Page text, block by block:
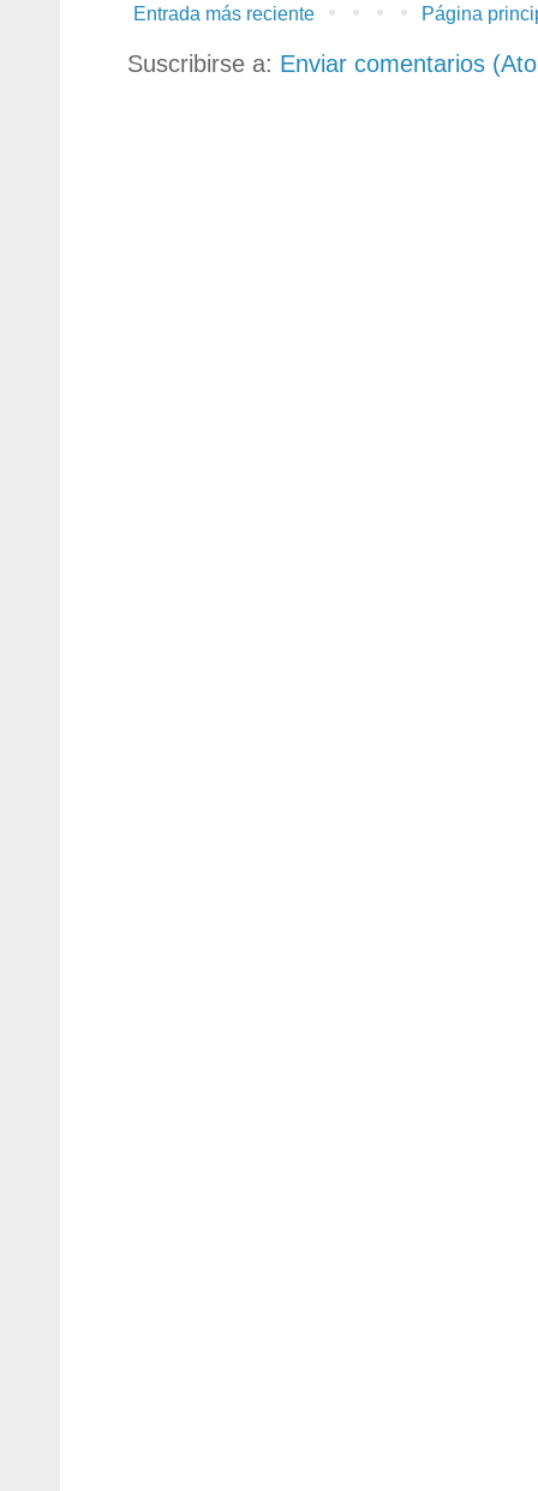
Entrada más reciente Página
Suscribirse a: Enviar comentarios